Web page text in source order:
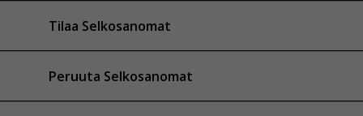
Tilaa Selkosanomat
Peruuta Selkosanomat